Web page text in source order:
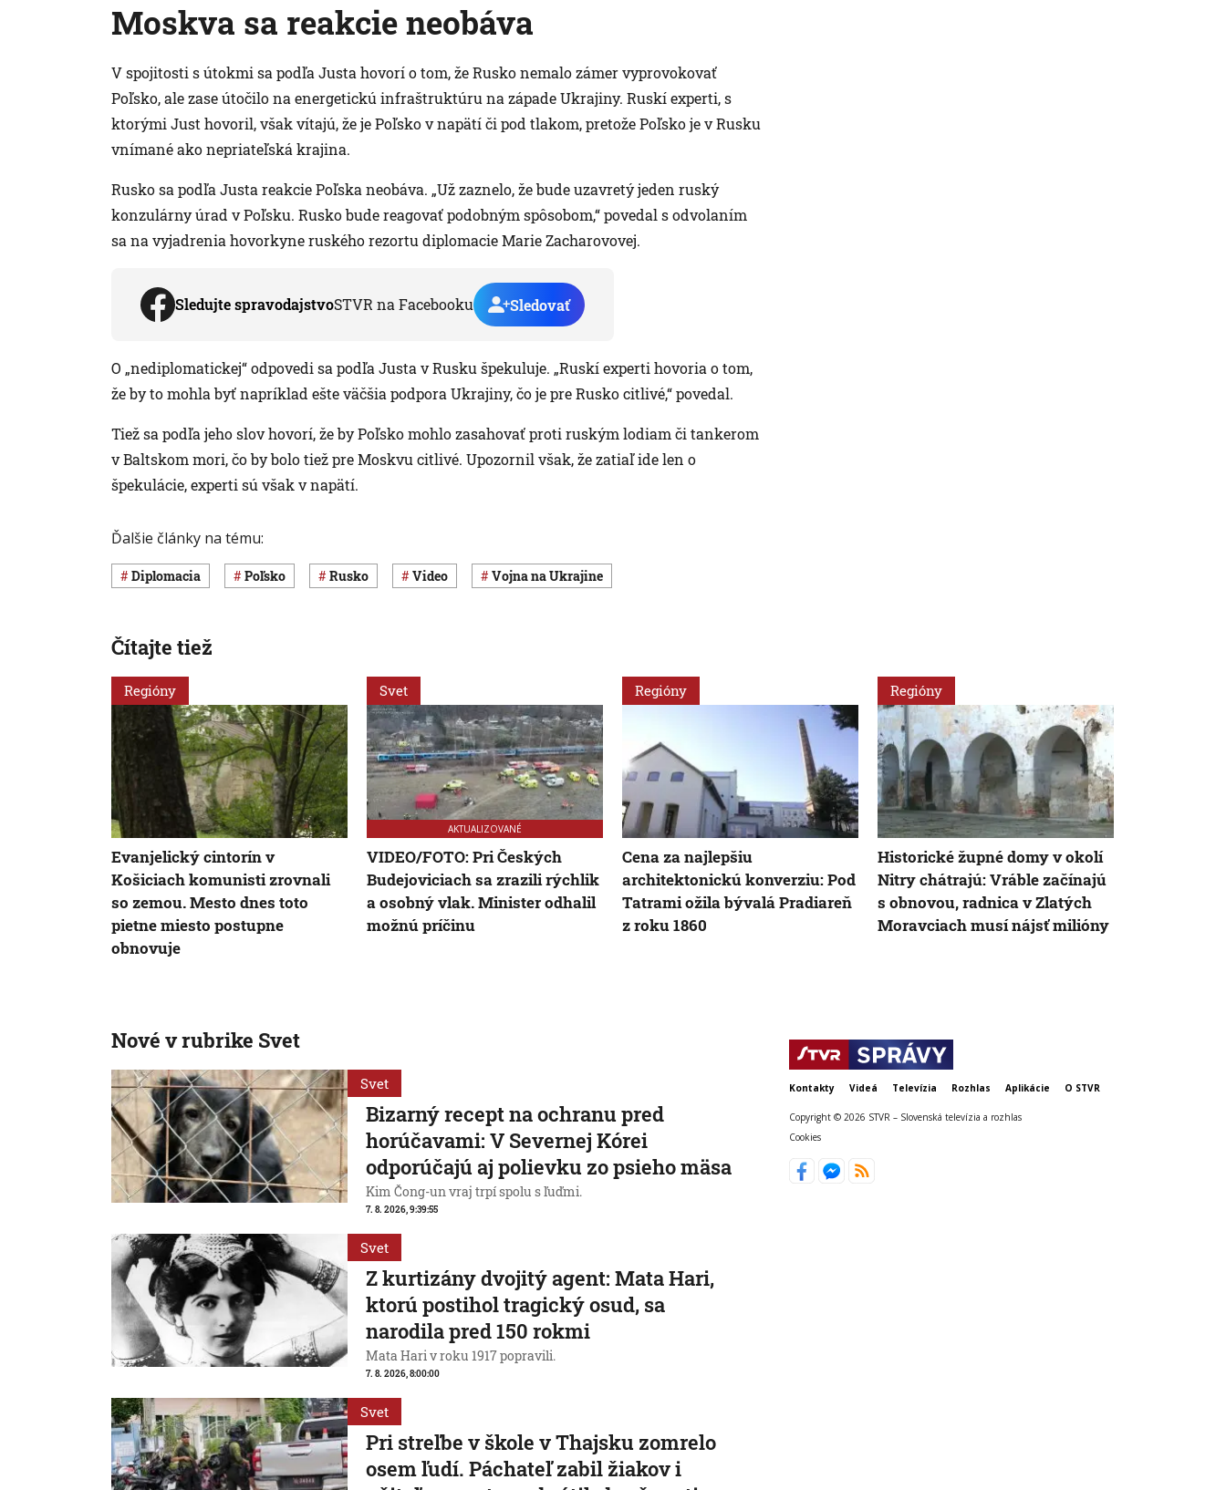
Moskva sa reakcie neobáva
V spojitosti s útokmi sa podľa Justa hovorí o tom, že Rusko nemalo zámer vyprovokovať
Poľsko, ale zase útočilo na energetickú infraštruktúru na západe Ukrajiny. Ruskí experti, s
ktorými Just hovoril, však vítajú, že je Poľsko v napätí či pod tlakom, pretože Poľsko je v Rusku
vnímané ako nepriateľská krajina.
Rusko sa podľa Justa reakcie Poľska neobáva. „Už zaznelo, že bude uzavretý jeden ruský
konzulárny úrad v Poľsku. Rusko bude reagovať podobným spôsobom,“ povedal s odvolaním
sa na vyjadrenia hovorkyne ruského rezortu diplomacie Marie Zacharovovej.
Sledujte spravodajstvoSTVR na Facebooku Sledovať
O „nediplomatickej“ odpovedi sa podľa Justa v Rusku špekuluje. „Ruskí experti hovoria o tom,
že by to mohla byť napríklad ešte väčšia podpora Ukrajiny, čo je pre Rusko citlivé,“ povedal.
Tiež sa podľa jeho slov hovorí, že by Poľsko mohlo zasahovať proti ruským lodiam či tankerom
v Baltskom mori, čo by bolo tiež pre Moskvu citlivé. Upozornil však, že zatiaľ ide len o
špekulácie, experti sú však v napätí.
Ďalšie články na tému:
diplomacia Poľsko Rusko Video vojna na Ukrajine
Čítajte tiež
Regióny
Evanjelický cintorín v
Košiciach komunisti zrovnali
so zemou. Mesto dnes toto
pietne miesto postupne
obnovuje
Svet
AKTUALIZOVANÉ
VIDEO/FOTO: Pri Českých
Budejoviciach sa zrazili rýchlik
a osobný vlak. Minister odhalil
možnú príčinu
Regióny
Cena za najlepšiu
architektonickú konverziu: Pod
Tatrami ožila bývalá Pradiareň
z roku 1860
Regióny
Historické župné domy v okolí
Nitry chátrajú: Vráble začínajú
s obnovou, radnica v Zlatých
Moravciach musí nájsť milióny
Nové v rubrike Svet
Svet
Bizarný recept na ochranu pred
horúčavami: V Severnej Kórei
odporúčajú aj polievku zo psieho mäsa
Kim Čong-un vraj trpí spolu s ľuďmi.
7. 8. 2026, 9:39:55
Svet
Z kurtizány dvojitý agent: Mata Hari,
ktorú postihol tragický osud, sa
narodila pred 150 rokmi
Mata Hari v roku 1917 popravili.
7. 8. 2026, 8:00:00
Svet
Pri streľbe v škole v Thajsku zomrelo
osem ľudí. Páchateľ zabil žiakov i
Kontakty Videá Televízia Rozhlas Aplikácie O STVR
Copyright © 2026 STVR – Slovenská televízia a rozhlas
Cookies